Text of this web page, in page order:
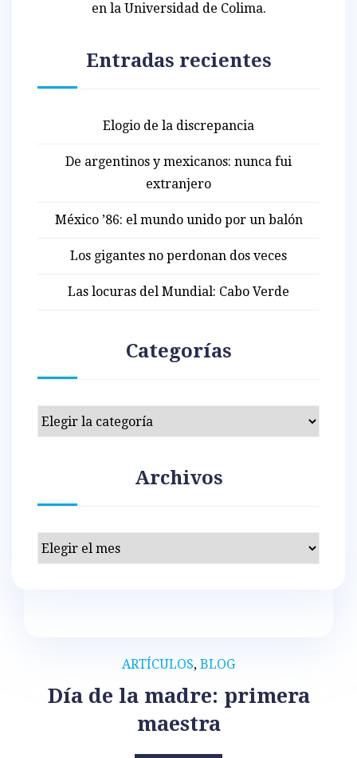
ARTÍCULOS, BLOG
Día de la madre: primera
maestra
en la Universidad de Colima.
Entradas recientes
Elogio de la discrepancia
De argentinos y mexicanos: nunca fui
extranjero
México ’86: el mundo unido por un balón
Los gigantes no perdonan dos veces
Las locuras del Mundial: Cabo Verde
Categorías
Categorías
Archivos
Archivos